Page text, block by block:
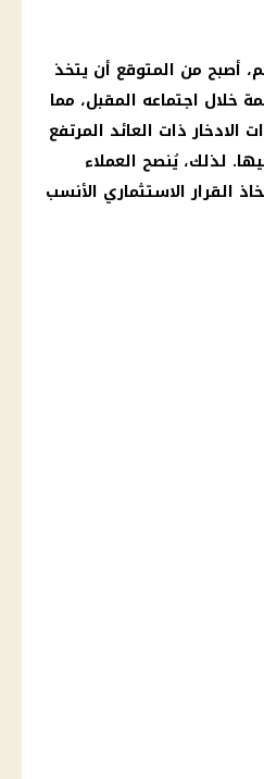
، أصبح من المتوقع أن يتخذ
خلال اجتماعه المقبل، مما
الادخارذات العائد المرتفع
لذلك، يُنصح العملاء
القرار الاستثماري الأنسب